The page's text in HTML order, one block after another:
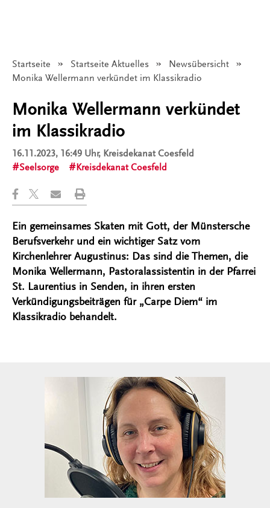
Startseite Startseite Aktuelles
Newsübersicht
Angezeigt:
Monika Wellermann verkündet im Klassikradio
Monika Wellermann verkündet
im Klassikradio
16.11.2023, 16:49 Uhr, Kreisdekanat Coesfeld
Seelsorge
Kreisdekanat Coesfeld
Ein gemeinsames Skaten mit Gott, der Münstersche
Berufsverkehr und ein wichtiger Satz vom
Kirchenlehrer Augustinus: Das sind die Themen, die
Monika Wellermann, Pastoralassistentin in der Pfarrei
St. Laurentius in Senden, in ihren ersten
Verkündigungsbeiträgen für „Carpe Diem“ im
Klassikradio behandelt.